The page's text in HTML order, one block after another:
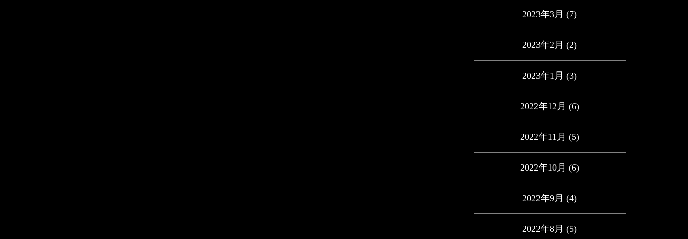
2023年3月 (7)
2023年2月 (2)
2023年1月 (3)
2022年12月 (6)
2022年11月 (5)
2022年10月 (6)
2022年9月 (4)
2022年8月 (5)